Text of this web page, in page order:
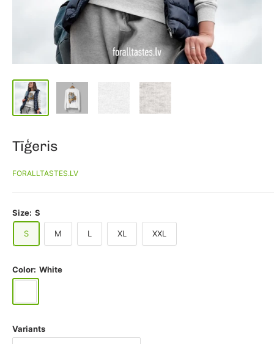
Tīģeris
FORALLTASTES.LV
Size: S
S M L XL XXL
Color: White
Variants